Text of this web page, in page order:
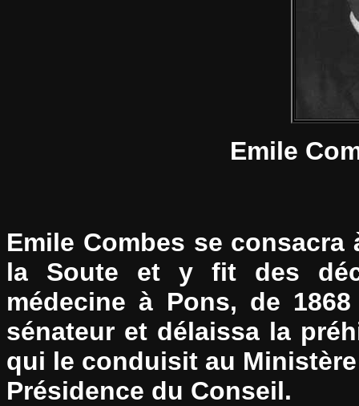
Emile
Emile Combes se
la Soute et y fit des
médecine à Pons, de
sénateur et délaissa la
qui le conduisit au
Présidence du Conseil.